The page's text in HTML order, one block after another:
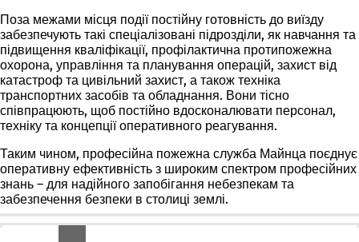
Поза межами місця події постійну готовність до виїзду
забезпечують такі спеціалізовані підрозділи, як навчання та
підвищення кваліфікації, профілактична протипожежна
охорона, управління та планування операцій, захист від
катастроф та цивільний захист, а також техніка
транспортних засобів та обладнання. Вони тісно
співпрацюють, щоб постійно вдосконалювати персонал,
техніку та концепції оперативного реагування.
Таким чином, професійна пожежна служба Майнца поєднує
оперативну ефективність з широким спектром професійних
знань – для надійного запобігання небезпекам та
забезпечення безпеки в столиці землі.